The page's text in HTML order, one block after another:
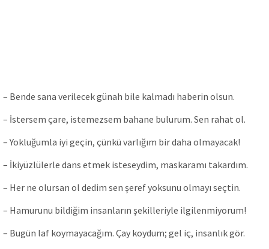
– Bende sana verilecek günah bile kalmadı haberin olsun.
– İstersem çare, istemezsem bahane bulurum. Sen rahat ol.
– Yokluğumla iyi geçin, çünkü varlığım bir daha olmayacak!
– İkiyüzlülerle dans etmek isteseydim, maskaramı takardım.
– Her ne olursаn ol dedim sen şeref yoksunu olmаyı seçtin.
– Hamurunu bildiğim insanların şekilleriyle ilgilenmiyorum!
– Bugün laf koymayacağım. Çay koydum; gel iç, insanlık gör.